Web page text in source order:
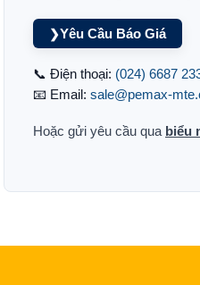
❯Yêu Cầu Báo Giá
📞 Điện thoại: (024) 6687
📧 Email: sale@pemax-
Hoặc gửi yêu cầu qua biểu